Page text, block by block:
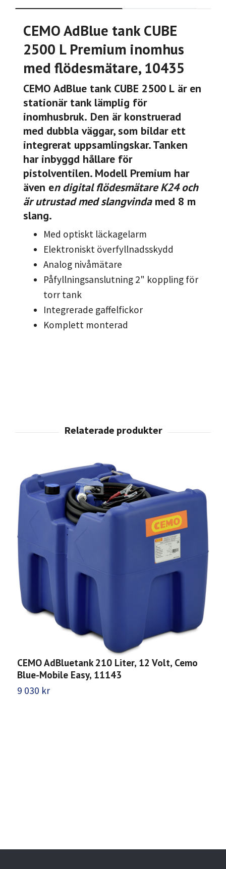
CEMO AdBlue tank CUBE
2500 L Premium inomhus
med flödesmätare, 10435
CEMO AdBlue tank CUBE 2500 L är en
stationär tank lämplig för
inomhusbruk. Den är konstruerad
med dubbla väggar, som bildar ett
integrerat uppsamlingskar. Tanken
har inbyggd hållare för
pistolventilen. Modell Premium har
även en digital flödesmätare K24 och
är utrustad med slangvindamed 8 m
slang.
Med optiskt läckagelarm
Elektroniskt överfyllnadsskydd
Analog nivåmätare
Påfyllningsanslutning 2" koppling för
torr tank
Integrerade gaffelfickor
Komplett monterad
CEMO AdBluetank 210 Liter, 12 Volt, Cemo
Blue-Mobile Easy, 11143
9 030 kr